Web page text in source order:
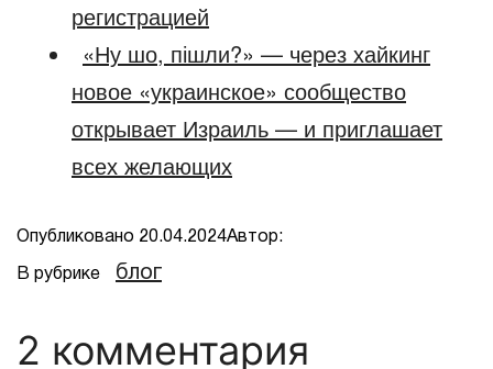
регистрацией
«Ну шо, пішли?» — через хайкинг
новое «украинское» сообщество
открывает Израиль — и приглашает
всех желающих
Опубликовано 20.04.2024Автор:
В рубрике блог
2 комментария